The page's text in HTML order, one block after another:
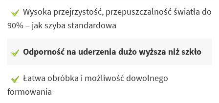
Wysoka przejrzystość, przepuszczalność światła do
90% – jak szyba standardowa
Odporność na uderzenia dużo wyższa niż szkło
Łatwa obróbka i możliwość dowolnego
formowania